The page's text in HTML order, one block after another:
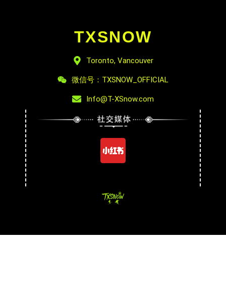
TXSNOW
Toronto, Vancouver
微信号：TXSNOW_OFFICIAL
Info@T-XSnow.com